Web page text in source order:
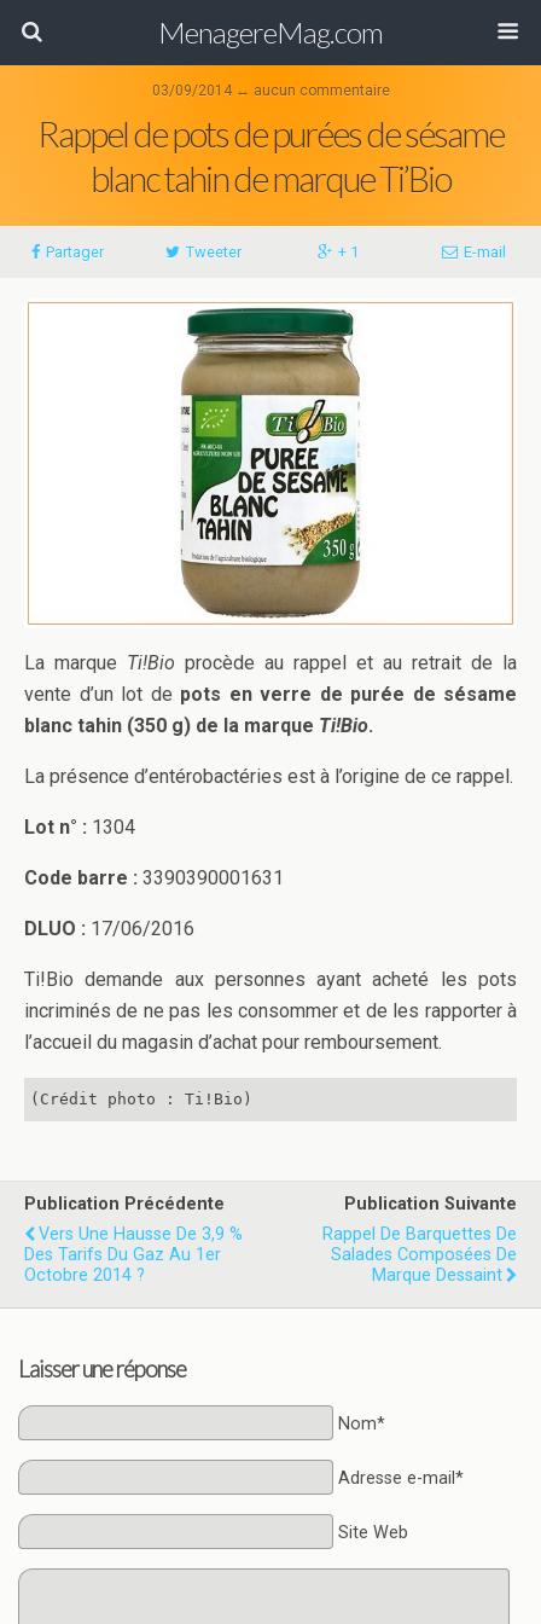
MenagereMag.com
03/09/2014 ↔ aucun commentaire
Rappel de pots de purées de sésame
blanc tahin de marque Ti’Bio
Partager Tweeter + 1 E-mail
La marque Ti!Bio procède au rappel et au retrait de la
vente d’un lot de pots en verre de purée de sésame
blanc tahin (350 g) de la marque Ti!Bio.
La présence d’entérobactéries est à l’origine de ce rappel.
Lot n° : 1304
Code barre : 3390390001631
DLUO : 17/06/2016
Ti!Bio demande aux personnes ayant acheté les pots
incriminés de ne pas les consommer et de les rapporter à
l’accueil du magasin d’achat pour remboursement.
(Crédit photo : Ti!Bio)
Publication Précédente
Vers Une Hausse De 3,9 %
Des Tarifs Du Gaz Au 1er
Octobre 2014 ?
Publication Suivante
Rappel De Barquettes De
Salades Composées De
Marque Dessaint
Laisser une réponse
Nom*
Adresse e-mail*
Site Web